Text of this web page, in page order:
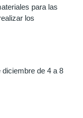
para las
los
de 4 a 8